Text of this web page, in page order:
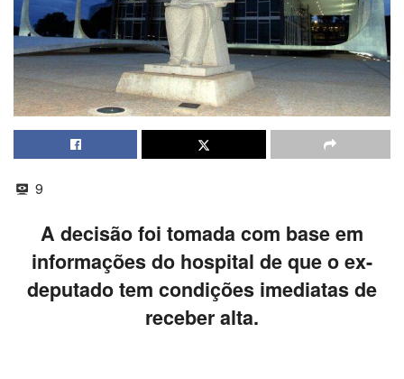
9
A decisão foi tomada com base em
informações do hospital de que o ex-
deputado tem condições imediatas de
receber alta.